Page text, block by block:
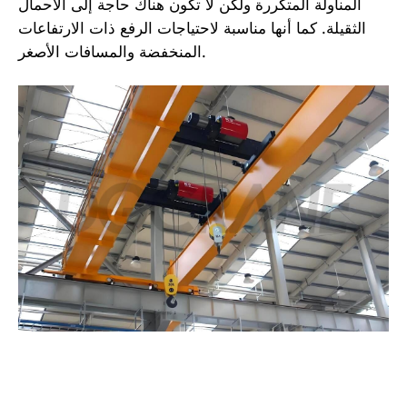
الثقيلة. كما أنها مناسبة لاحتياجات الرفع ذات الارتفاعات
المنخفضة والمسافات الأصغر.